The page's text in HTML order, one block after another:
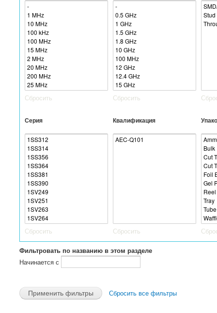
Сбросить Сбросить
Серия
Сбросить
Квалификация
Сбросить
Фильтровать по названию в этом разделе
Начинается с
Сбросить все фильтры